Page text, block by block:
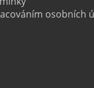
Brandenburg
uzlem pro
regionech bez
osobních